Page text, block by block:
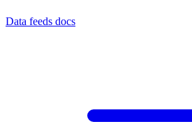
Data feeds docs